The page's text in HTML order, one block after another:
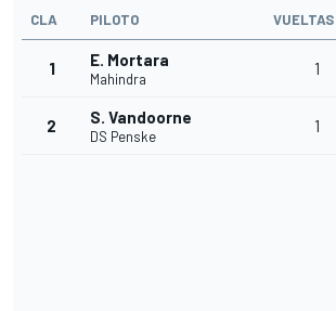
CLA PILOTO VUELTAS
1 E. Mortara
Mahindra
1
2 S. Vandoorne
DS Penske
1